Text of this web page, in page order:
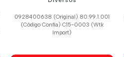
0928400638 (Original) 80.99.1.001
(Código Confia) C15-0003 (Wtk
Import)